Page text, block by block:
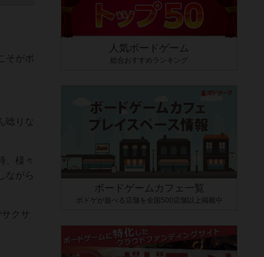
そがボ
唸りな
、様々
ながら
クサ
人気ボードゲーム
総合おすすめランキング
ボードゲームカフェ一覧
ボドゲが遊べる店舗を全国500店舗以上掲載中